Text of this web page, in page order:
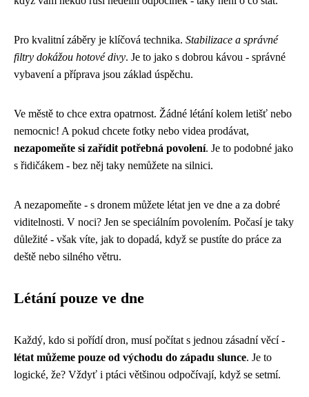
Pro kvalitní záběry je klíčová technika. Stabilizace a správné
filtry dokážou hotové divy. Je to jako s dobrou kávou - správné
vybavení a příprava jsou základ úspěchu.
Ve městě to chce extra opatrnost. Žádné létání kolem letišť nebo
nemocnic! A pokud chcete fotky nebo videa prodávat,
nezapomeňte si zařídit potřebná povolení. Je to podobné jako
s řidičákem - bez něj taky nemůžete na silnici.
A nezapomeňte - s dronem můžete létat jen ve dne a za dobré
viditelnosti. V noci? Jen se speciálním povolením. Počasí je taky
důležité - však víte, jak to dopadá, když se pustíte do práce za
deště nebo silného větru.
Létání pouze ve dne
Každý, kdo si pořídí dron, musí počítat s jednou zásadní věcí -
létat můžeme pouze od východu do západu slunce. Je to
logické, že? Vždyť i ptáci většinou odpočívají, když se setmí.